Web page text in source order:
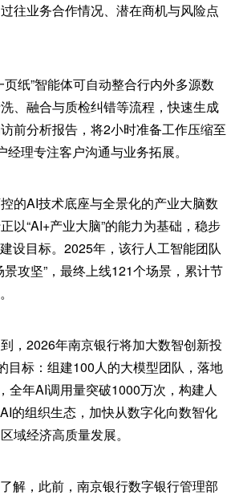
往业务合作情况、潜在商机与风险点
纸”智能体可自动整合行内外多源数
、融合与质检纠错等流程，快速生成
前分析报告，将2小时准备工作压缩至
理专注客户沟通与业务拓展。
的AI技术底座与全景化的产业大脑数
以“AI+产业大脑”的能力为基础，稳步
设目标。2025年，该行人工智能团队
景攻坚”，最终上线121个场景，累计节
，2026年南京银行将加大数智创新投
目标：组建100人的大模型团队，落地
全年AI调用量突破1000万次，构建人
的组织生态，加快从数字化向数智化
域经济高质量发展。
解，此前，南京银行数字银行管理部